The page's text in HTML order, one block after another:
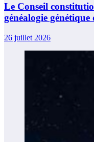
Le Conseil
généalogie génétique
26 juillet 2026